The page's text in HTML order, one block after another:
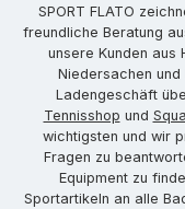
SPORT FLATO
freundliche Beratung
unsere Kunden aus
Niedersachen
Ladengeschäft
Tennisshop und
wichtigsten und wir
Fragen zu
Equipment zu
Sportartikeln an alle